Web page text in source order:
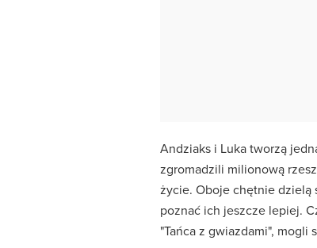
Andziaks i Luka tworzą
zgromadzili milionową
życie. Oboje chętnie dzielą
poznać ich jeszcze lepiej.
"Tańca z gwiazdami",